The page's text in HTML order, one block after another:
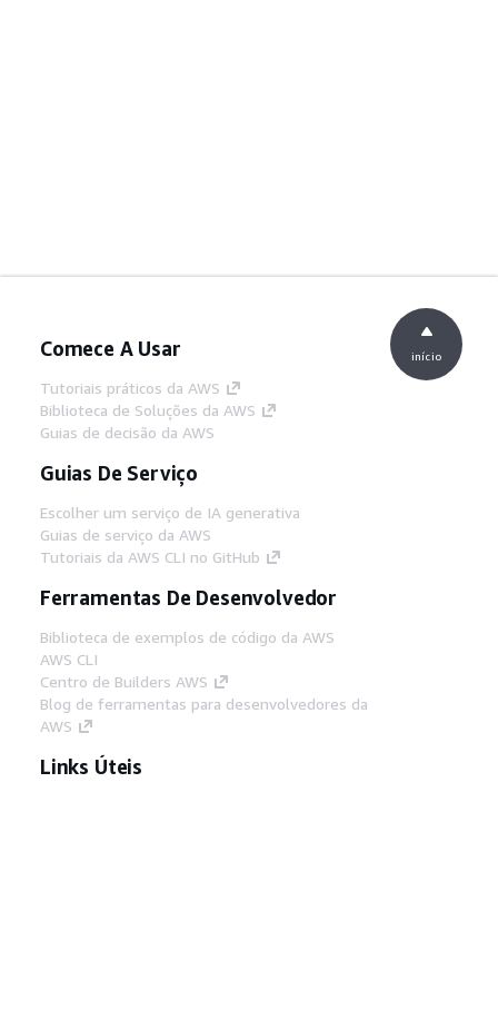
Comece A Usar
Tutoriais práticos da AWS
Biblioteca de Soluções da AWS
Guias de decisão da AWS
Guias De Serviço
Escolher um serviço de IA generativa
Guias de serviço da AWS
Tutoriais da AWS CLI no GitHub
Ferramentas De Desenvolvedor
Biblioteca de exemplos de código da AWS
AWS CLI
Centro de Builders AWS
Blog de ferramentas para desenvolvedores da
AWS
Links Úteis
início